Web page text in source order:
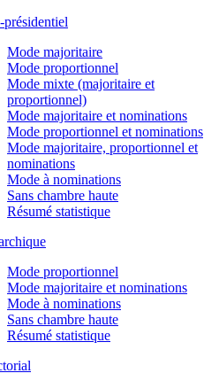
présidentiel
Mode majoritaire
Mode proportionnel
Mode mixte (majoritaire et
proportionnel)
Mode majoritaire et nominations
Mode proportionnel et nominations
Mode majoritaire, proportionnel et
nominations
Mode à nominations
Sans chambre haute
Résumé statistique
Mode proportionnel
Mode majoritaire et nominations
Mode à nominations
Sans chambre haute
Résumé statistique